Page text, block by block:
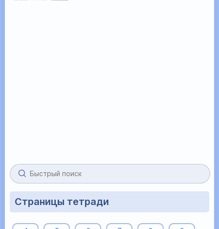
Страницы тетради